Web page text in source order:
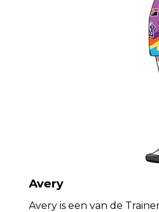
Avery
Avery is een van de